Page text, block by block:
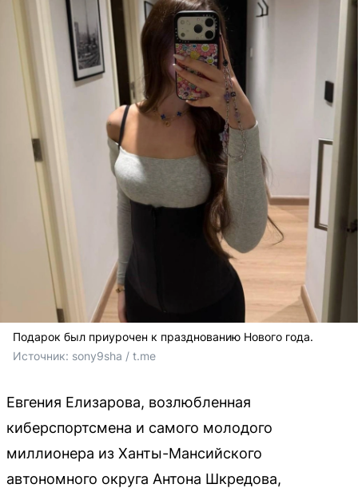
Подарок был приурочен к празднованию Нового года.
Источник: sony9sha / t.me
Евгения Елизарова, возлюбленная
киберспортсмена и самого молодого
миллионера из Ханты-Мансийского
автономного округа Антона Шкредова,